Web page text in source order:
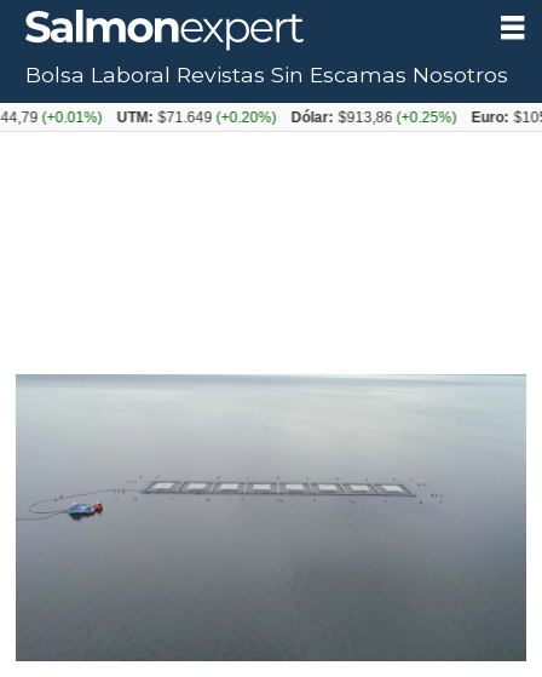
Bolsa Laboral Revistas Sin Escamas Nosotros
UTM: $71.649(+0.20%) Dólar: $913,86(+0.25%) Euro: $1053,08